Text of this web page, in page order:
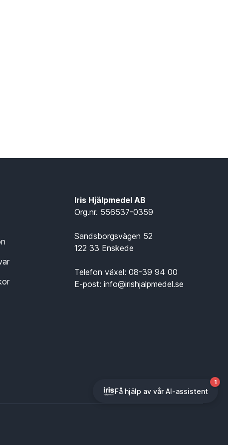
Iris Hjälpmedel AB
Org.nr. 556537-0359
Sandsborgsvägen 52
122 33 Enskede
Telefon växel:08-39 94 00
E-post:info@irishjalpmedel.se